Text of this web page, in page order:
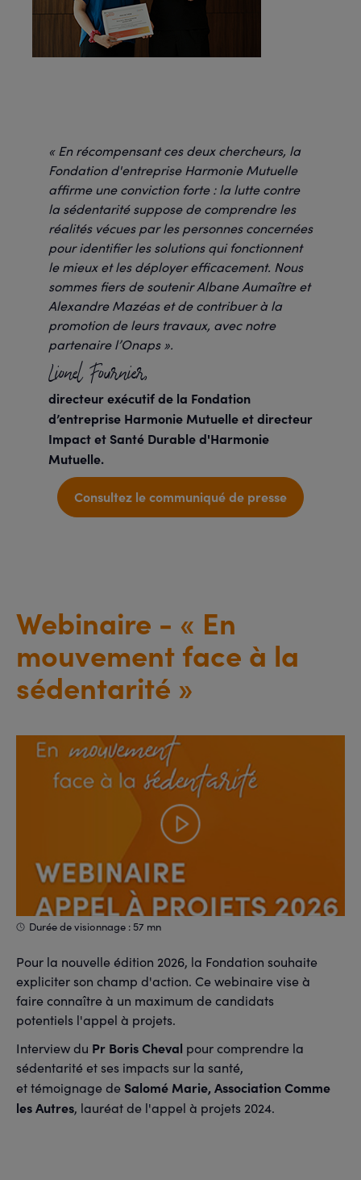
« En récompensant ces deux chercheurs, la
Fondation d'entreprise Harmonie Mutuelle
affirme une conviction forte : la lutte contre
la sédentarité suppose de comprendre les
réalités vécues par les personnes concernées
pour identifier les solutions qui fonctionnent
le mieux et les déployer efficacement. Nous
sommes fiers de soutenir Albane Aumaître et
Alexandre Mazéas et de contribuer à la
promotion de leurs travaux, avec notre
partenaire l’Onaps ».
Lionel Fournier,
directeur exécutif de la Fondation
d’entreprise Harmonie Mutuelle et directeur
Impact et Santé Durable d'Harmonie
Mutuelle.
Consultez le communiqué de presse
Webinaire - « En
mouvement face à la
sédentarité »
Pour la nouvelle édition 2026, la Fondation souhaite
expliciter son champ d'action. Ce webinaire vise à
faire connaître à un maximum de candidats
potentiels l'appel à projets.
Interview du Pr Boris Cheval pour comprendre la
sédentarité et ses impacts sur la santé,
et témoignage de Salomé Marie, Association Comme
les Autres, lauréat de l'appel à projets 2024.
Durée de visionnage : 57 mn